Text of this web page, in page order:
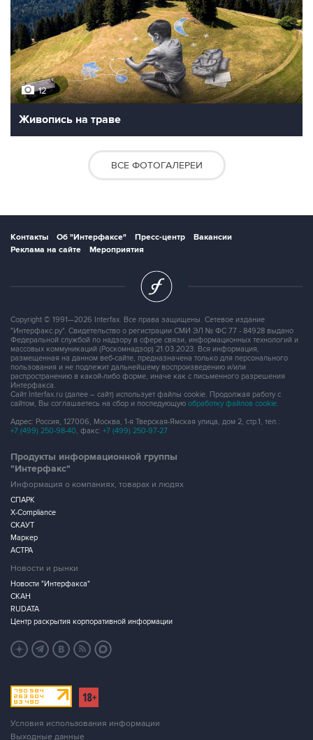
12
Живопись на траве
ВСЕ ФОТОГАЛЕРЕИ
Контакты Об "Интерфаксе" Пресс-центр
Вакансии
Реклама на сайте
Мероприятия
Copyright © 1991—2026 Interfax. Все права защищены. Сетевое издание
"Интерфакс.ру". Свидетельство о регистрации СМИ ЭЛ № ФС 77 - 84928 выдано
Федеральной службой по надзору в сфере связи, информационных технологий и
массовых коммуникаций (Роскомнадзор) 21.03.2023. Вся информация,
размещенная на данном веб-сайте, предназначена только для персонального
пользования и не подлежит дальнейшему воспроизведению и/или
распространению в какой-либо форме, иначе как с письменного разрешения
Интерфакса.
Сайт Interfax.ru (далее – сайт) использует файлы cookie. Продолжая работу с
сайтом, Вы соглашаетесь на сбор и последующую обработку файлов cookie.
Адрес: Россия, 127006, Москва, 1-я Тверская-Ямская улица, дом 2, стр.1, тел.:
+7 (499) 250-98-40, факс: +7 (499) 250-97-27
Продукты информационной группы
"Интерфакс"
Информация о компаниях, товарах и людях
СПАРК
X-Compliance
СКАУТ
Маркер
АСТРА
Новости и рынки
Новости "Интерфакса"
СКАН
RUDATA
Центр раскрытия корпоративной информации
Условия использования информации
Выходные данные